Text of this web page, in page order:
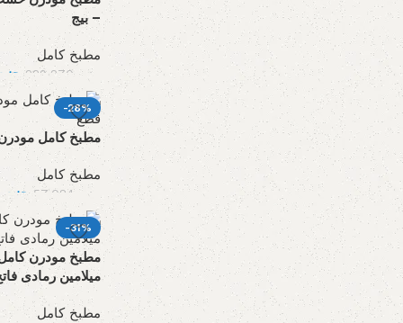
– بيج
مطبخ كامل
جنيه 229,270 جنيه
-28%
مطبخ كامل مودرن
مطبخ كامل
جنيه 57,084 جنيه41,101
-31%
مطبخ مودرن
ميلامين رمادى فاتح –
مطبخ كامل